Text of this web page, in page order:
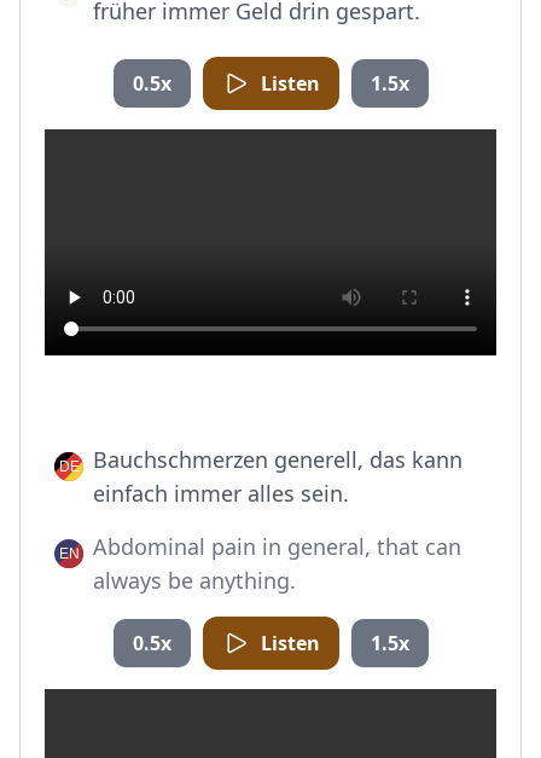
früher immer Geld drin gespart.
0.5x Listen 1.5x
Bauchschmerzen generell, das kann
einfach immer alles sein.
Abdominal pain in general, that can
always be anything.
0.5x Listen 1.5x